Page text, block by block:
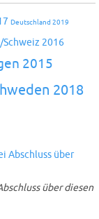
Deutschland 2019
2016
2015
2018
über diesen